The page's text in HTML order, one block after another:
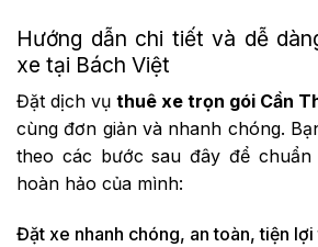
Hướng dẫn chi tiết và dễ
xe tại Bách Việt
Đặt dịch vụ thuê xe trọn gói Cần
cùng đơn giản và nhanh chóng.
theo các bước sau đây để
hoàn hảo của mình:
Đặt xe nhanh chóng, an toàn, tiện